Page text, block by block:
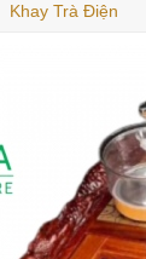
Khay Trà Điện